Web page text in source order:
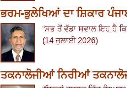
ਭਰਮ-ਭੁਲੇਖਿਆਂ ਦਾ ਸ਼ਿਕਾਰ
“ਸਭ ਤੋਂ ਵੱਡਾ ਸਵਾਲ ਇਹ ਹੈ
(14 ਜੁਲਾਈ 2026)
ਤਕਨਾਲੋਜੀਆਂ ਨਿਰੀਆਂ